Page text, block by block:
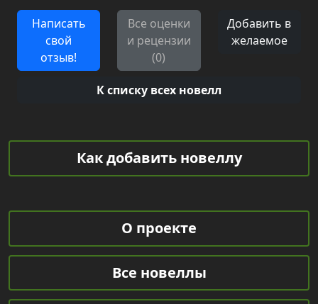
Написать
свой
отзыв!
Все оценки
и рецензии
(0)
Добавить в
желаемое
К списку всех новелл
Как добавить новеллу
О проекте
Все новеллы